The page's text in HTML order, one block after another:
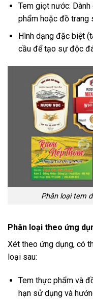
Tem giọt nước:
phẩm hoặc đồ trang
Hình dạng đặc biệt
cầu để tạo sự độc
Phân loại tem
Phân loại theo ứng
Xét theo ứng dụng, có
loại sau:
Tem thực phẩm và
hạn sử dụng và